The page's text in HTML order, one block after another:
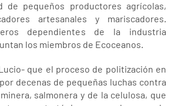
de pequeños productores agrícolas,
artesanales y mariscadores.
dependientes de la industria
los miembros de Ecoceanos.
que el proceso de politización en
decenas de pequeñas luchas contra
salmonera y de la celulosa, que